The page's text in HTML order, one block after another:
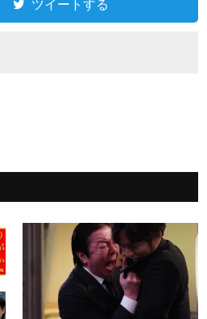
ツイートする